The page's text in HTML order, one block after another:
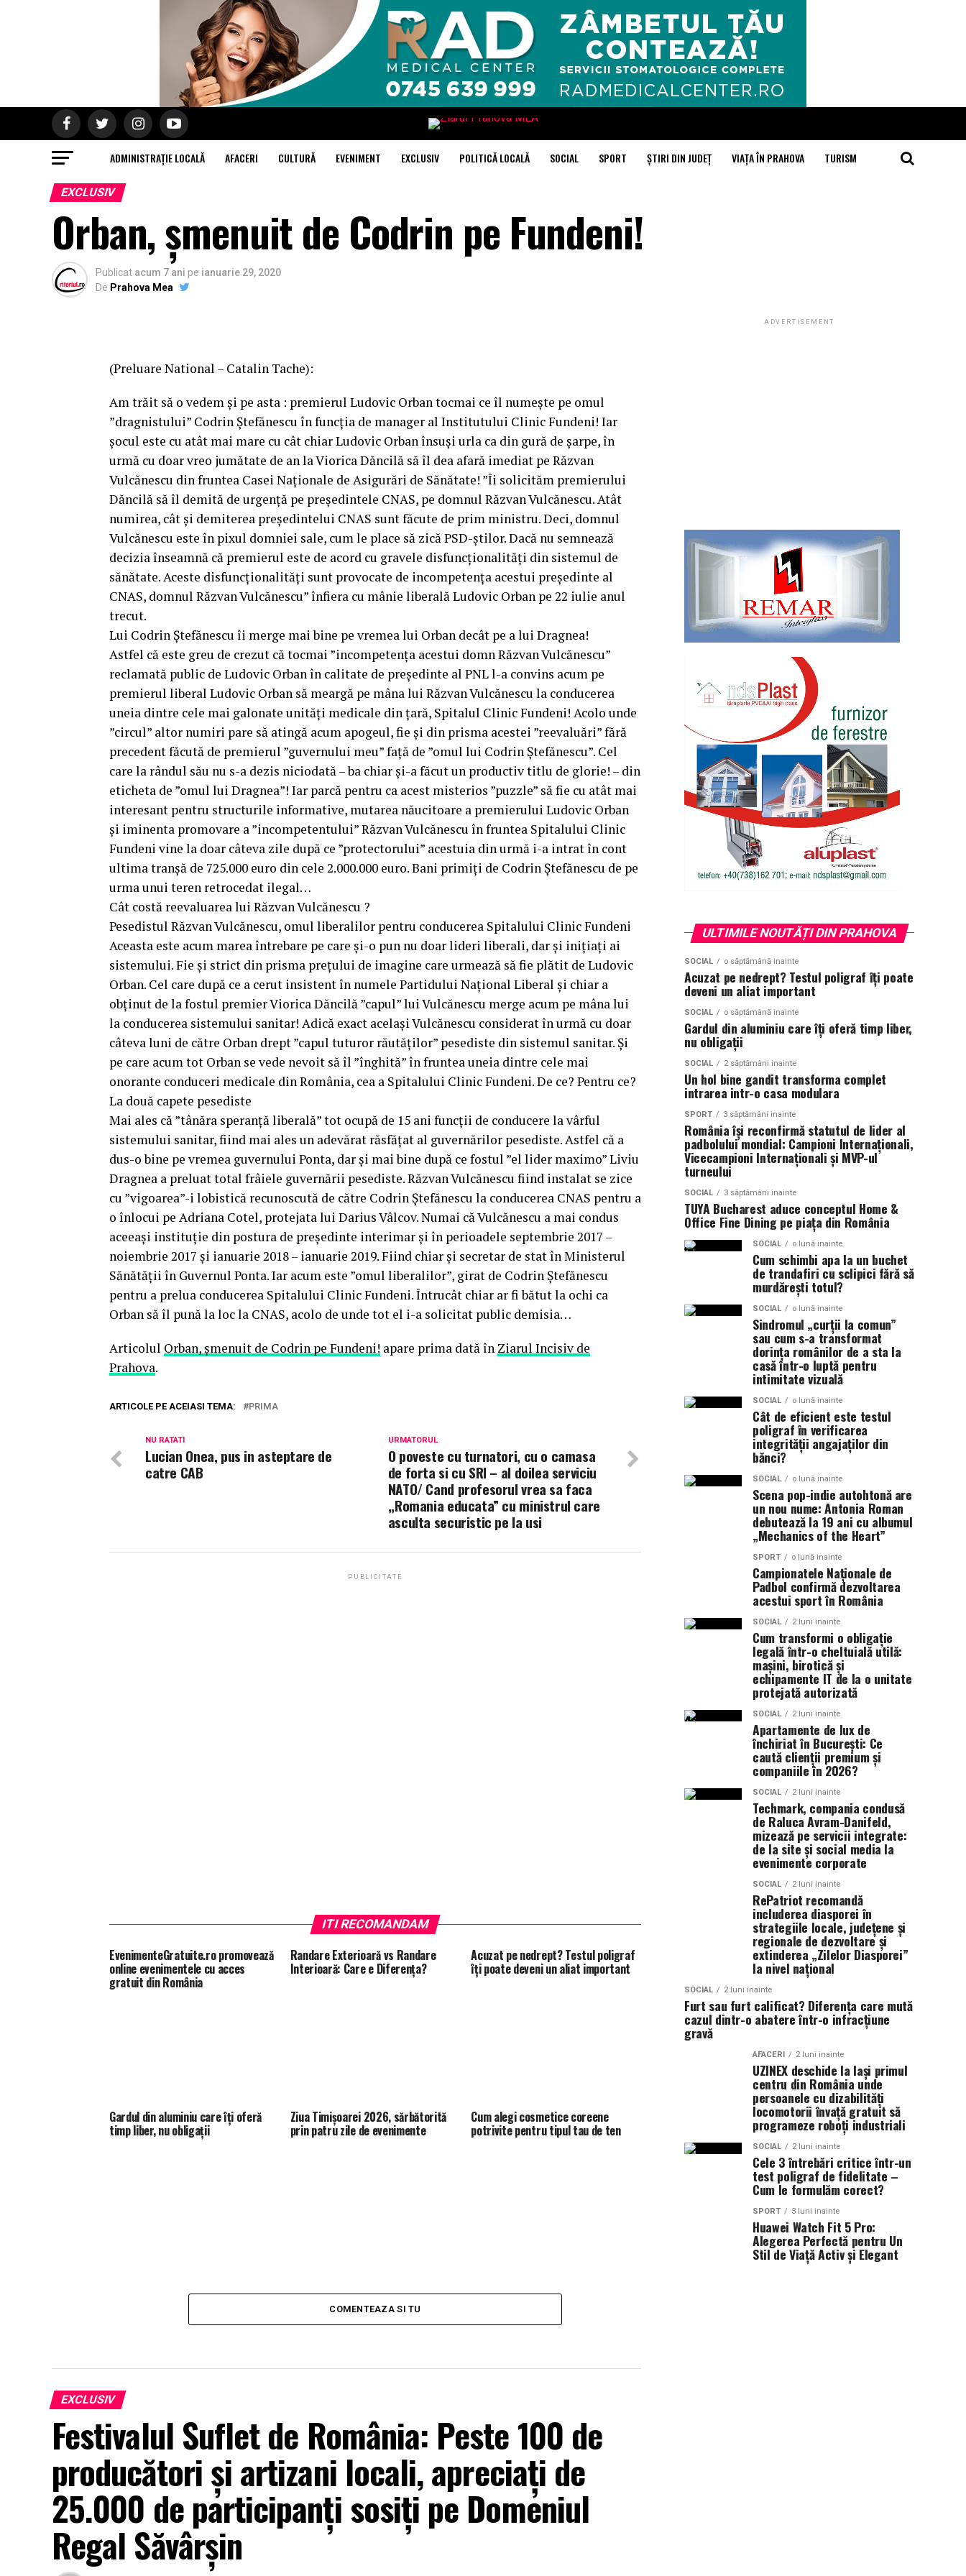
ADMINISTRAȚIE LOCALĂ AFACERI CULTURĂ EVENIMENT EXCLUSIV POLITICĂ LOCALĂ SOCIAL SPORT ȘTIRI DIN JUDEȚ VIAȚA ÎN PRAHOVA TURISM
EXCLUSIV
Orban, șmenuit de Codrin pe Fundeni!
Publicat acum 7 ani pe ianuarie 29, 2020
De Prahova Mea
(Preluare National – Catalin Tache):
Am trăit să o vedem și pe asta : premierul Ludovic Orban tocmai ce îl numește pe omul
”dragnistului” Codrin Ștefănescu în funcția de manager al Institutului Clinic Fundeni! Iar
șocul este cu atât mai mare cu cât chiar Ludovic Orban însuși urla ca din gură de șarpe, în
urmă cu doar vreo jumătate de an la Viorica Dăncilă să îl dea afară imediat pe Răzvan
Vulcănescu din fruntea Casei Naționale de Asigurări de Sănătate! ”Îi solicităm premierului
Dăncilă să îl demită de urgență pe președintele CNAS, pe domnul Răzvan Vulcănescu. Atât
numirea, cât și demiterea președintelui CNAS sunt făcute de prim ministru. Deci, domnul
Vulcănescu este în pixul domniei sale, cum le place să zică PSD-știlor. Dacă nu semnează
decizia înseamnă că premierul este de acord cu gravele disfuncționalități din sistemul de
sănătate. Aceste disfuncționalități sunt provocate de incompetența acestui președinte al
CNAS, domnul Răzvan Vulcănescu” înfiera cu mânie liberală Ludovic Orban pe 22 iulie anul
trecut.
Lui Codrin Ștefănescu îi merge mai bine pe vremea lui Orban decât pe a lui Dragnea!
Astfel că este greu de crezut că tocmai ”incompetența acestui domn Răzvan Vulcănescu”
reclamată public de Ludovic Orban în calitate de președinte al PNL l-a convins acum pe
premierul liberal Ludovic Orban să meargă pe mâna lui Răzvan Vulcănescu la conducerea
uneia dintre cele mai galonate unități medicale din țară, Spitalul Clinic Fundeni! Acolo unde
”circul” altor numiri pare să atingă acum apogeul, fie și din prisma acestei ”reevaluări” fără
precedent făcută de premierul ”guvernului meu” față de ”omul lui Codrin Ștefănescu”. Cel
care la rândul său nu s-a dezis niciodată – ba chiar și-a făcut un productiv titlu de glorie! – din
eticheta de ”omul lui Dragnea”! Iar parcă pentru ca acest misterios ”puzzle” să fie cu atât mai
interesant pentru structurile informative, mutarea năucitoare a premierului Ludovic Orban
și iminenta promovare a ”incompetentului” Răzvan Vulcănescu în fruntea Spitalului Clinic
Fundeni vine la doar câteva zile după ce ”protectorului” acestuia din urmă i-a intrat în cont
ultima tranșă de 725.000 euro din cele 2.000.000 euro. Bani primiți de Codrin Ștefănescu de pe
urma unui teren retrocedat ilegal…
Cât costă reevaluarea lui Răzvan Vulcănescu ?
Pesedistul Răzvan Vulcănescu, omul liberalilor pentru conducerea Spitalului Clinic Fundeni
Aceasta este acum marea întrebare pe care și-o pun nu doar lideri liberali, dar și inițiați ai
sistemului. Fie și strict din prisma prețului de imagine care urmează să fie plătit de Ludovic
Orban. Cel care după ce a cerut insistent în numele Partidului Național Liberal și chiar a
obținut de la fostul premier Viorica Dăncilă ”capul” lui Vulcănescu merge acum pe mâna lui
la conducerea sistemului sanitar! Adică exact același Vulcănescu considerat în urmă cu doar
câteva luni de către Orban drept ”capul tuturor răutăților” pesediste din sistemul sanitar. Și
pe care acum tot Orban se vede nevoit să îl ”înghită” în fruntea uneia dintre cele mai
onorante conduceri medicale din România, cea a Spitalului Clinic Fundeni. De ce? Pentru ce?
La două capete pesediste
Mai ales că ”tânăra speranță liberală” tot ocupă de 15 ani funcții de conducere la vârful
sistemului sanitar, fiind mai ales un adevărat răsfățat al guvernărilor pesediste. Astfel că a
dus-o bine pe vremea guvernului Ponta, dar și mai bine după ce fostul ”el lider maximo” Liviu
Dragnea a preluat total frâiele guvernării pesediste. Răzvan Vulcănescu fiind instalat se zice
cu ”vigoarea”-i lobistică recunoscută de către Codrin Ștefănescu la conducerea CNAS pentru a
o înlocui pe Adriana Cotel, protejata lui Darius Vâlcov. Numai că Vulcănescu a mai condus
aceeași instituție din postura de președinte interimar și în perioadele septembrie 2017 –
noiembrie 2017 și ianuarie 2018 – ianuarie 2019. Fiind chiar și secretar de stat în Ministerul
Sănătății în Guvernul Ponta. Iar acum este ”omul liberalilor”, girat de Codrin Ștefănescu
pentru a prelua conducerea Spitalului Clinic Fundeni. Întrucât chiar ar fi bătut la ochi ca
Orban să îl pună la loc la CNAS, acolo de unde tot el i-a solicitat public demisia…
Articolul Orban, șmenuit de Codrin pe Fundeni! apare prima dată în Ziarul Incisiv de
Prahova.
ARTICOLE PE ACEIASI TEMA: PRIMA
URMATORUL
O poveste cu turnatori, cu o camasa
de forta si cu SRI – al doilea serviciu
NATO/ Cand profesorul vrea sa faca
,,Romania educata” cu ministrul care
asculta securistic pe la usi
NU RATATI
Lucian Onea, pus in asteptare de
catre CAB
PUBLICITATE
ITI RECOMANDAM
EvenimenteGratuite.ro promovează
online evenimentele cu acces
gratuit din România
Randare Exterioară vs Randare
Interioară: Care e Diferența?
Acuzat pe nedrept? Testul poligraf
îţi poate deveni un aliat important
Gardul din aluminiu care îți oferă
timp liber, nu obligații
Ziua Timișoarei 2026, sărbătorită
prin patru zile de evenimente
Cum alegi cosmetice coreene
potrivite pentru tipul tau de ten
COMENTEAZA SI TU
EXCLUSIV
Festivalul Suflet de România: Peste 100 de
producători și artizani locali, apreciați de
25.000 de participanți sosiți pe Domeniul
Regal Săvârșin
ADVERTISEMENT
ULTIMILE NOUTĂȚI DIN PRAHOVA
SOCIAL o săptămână inainte
Acuzat pe nedrept? Testul poligraf îţi poate
deveni un aliat important
SOCIAL o săptămână inainte
Gardul din aluminiu care îți oferă timp liber,
nu obligații
SOCIAL 2 săptămâni inainte
Un hol bine gandit transforma complet
intrarea intr-o casa modulara
SPORT 3 săptămâni inainte
România își reconfirmă statutul de lider al
padbolului mondial: Campioni Internaționali,
Vicecampioni Internaționali și MVP-ul
turneului
SOCIAL 3 săptămâni inainte
TUYA Bucharest aduce conceptul Home &
Office Fine Dining pe piața din România
SOCIAL o lună inainte
Cum schimbi apa la un buchet
de trandafiri cu sclipici fără să
murdărești totul?
SOCIAL o lună inainte
Sindromul „curții la comun”
sau cum s-a transformat
dorința românilor de a sta la
casă într-o luptă pentru
intimitate vizuală
SOCIAL o lună inainte
Cât de eficient este testul
poligraf în verificarea
integrității angajaților din
bănci?
SOCIAL o lună inainte
Scena pop-indie autohtonă are
un nou nume: Antonia Roman
debutează la 19 ani cu albumul
„Mechanics of the Heart”
SPORT o lună inainte
Campionatele Naționale de
Padbol confirmă dezvoltarea
acestui sport în România
SOCIAL 2 luni inainte
Cum transformi o obligație
legală într-o cheltuială utilă:
mașini, birotică și
echipamente IT de la o unitate
protejată autorizată
SOCIAL 2 luni inainte
Apartamente de lux de
închiriat în București: Ce
caută clienții premium și
companiile în 2026?
SOCIAL 2 luni inainte
Techmark, compania condusă
de Raluca Avram-Danifeld,
mizează pe servicii integrate:
de la site și social media la
evenimente corporate
SOCIAL 2 luni inainte
RePatriot recomandă
includerea diasporei în
strategiile locale, județene și
regionale de dezvoltare și
extinderea „Zilelor Diasporei”
la nivel național
SOCIAL 2 luni inainte
Furt sau furt calificat? Diferența care mută
cazul dintr-o abatere într-o infracțiune
gravă
AFACERI 2 luni inainte
UZINEX deschide la Iași primul
centru din România unde
persoanele cu dizabilități
locomotorii învață gratuit să
programeze roboți industriali
SOCIAL 2 luni inainte
Cele 3 întrebări critice într-un
test poligraf de fidelitate –
Cum le formulăm corect?
SPORT 3 luni inainte
Huawei Watch Fit 5 Pro:
Alegerea Perfectă pentru Un
Stil de Viață Activ și Elegant